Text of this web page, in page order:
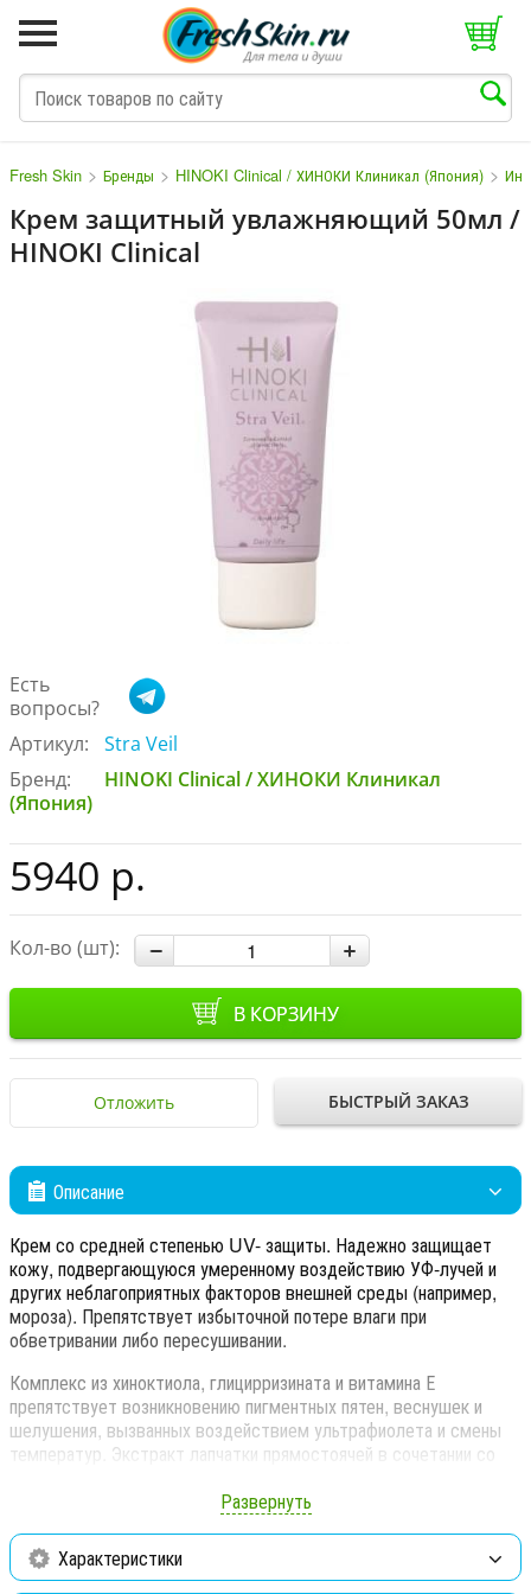
Fresh Skin > Бренды > HINOKI Clinical / ХИНОКИ Клиникал (Япония) >
Крем защитный увлажняющий 50мл /
HINOKI Clinical
Есть
вопросы?
Артикул:
Stra Veil
Бренд:
HINOKI Clinical / ХИНОКИ Клиникал
(Япония)
5940 р.
Кол-во (шт):
В КОРЗИНУ
Отложить БЫСТРЫЙ ЗАКАЗ
Описание
Крем со средней степенью UV- защиты. Надежно защищает
кожу, подвергающуюся умеренному воздействию УФ-лучей и
других неблагоприятных факторов внешней среды (например,
мороза). Препятствует избыточной потере влаги при
обветривании либо пересушивании.
Комплекс из хиноктиола, глицирризината и витамина Е
препятствует возникновению пигментных пятен, веснушек и
шелушения, вызванных воздействием ультрафиолета и смены
температур. Экстракт лапчатки прямостоячей в сочетании со
фильтр в сочетании с экстрактом бархата амурского
повседневной жизни. Может использоваться в качестве
дневного крема и основы под макияж.
Развернуть
Характеристики